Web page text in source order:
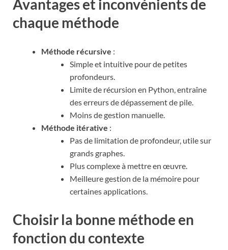
Avantages et inconvénients de
chaque méthode
Méthode récursive :
Simple et intuitive pour de petites
profondeurs.
Limite de récursion en Python, entraîne
des erreurs de dépassement de pile.
Moins de gestion manuelle.
Méthode itérative :
Pas de limitation de profondeur, utile sur
grands graphes.
Plus complexe à mettre en œuvre.
Meilleure gestion de la mémoire pour
certaines applications.
Choisir la bonne méthode en
fonction du contexte